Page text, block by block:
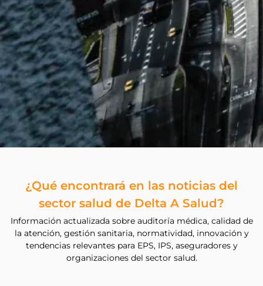
¿Qué encontrará en las noticias del
sector salud de Delta A Salud?
Información actualizada sobre auditoría médica, calidad de
la atención, gestión sanitaria, normatividad, innovación y
tendencias relevantes para EPS, IPS, aseguradores y
organizaciones del sector salud.